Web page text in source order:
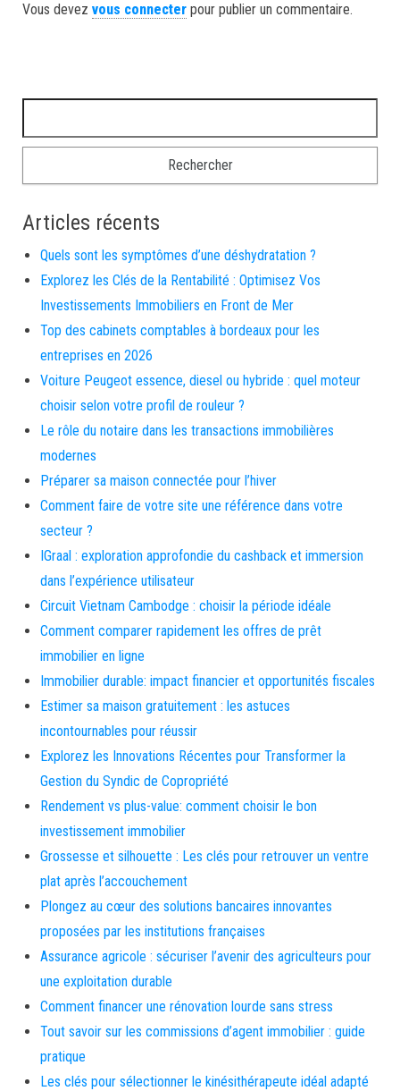
Vous devez vous connecter pour publier un commentaire.
Articles récents
Quels sont les symptômes d’une déshydratation ?
Explorez les Clés de la Rentabilité : Optimisez Vos
Investissements Immobiliers en Front de Mer
Top des cabinets comptables à bordeaux pour les
entreprises en 2026
Voiture Peugeot essence, diesel ou hybride : quel moteur
choisir selon votre profil de rouleur ?
Le rôle du notaire dans les transactions immobilières
modernes
Préparer sa maison connectée pour l’hiver
Comment faire de votre site une référence dans votre
secteur ?
IGraal : exploration approfondie du cashback et immersion
dans l’expérience utilisateur
Circuit Vietnam Cambodge : choisir la période idéale
Comment comparer rapidement les offres de prêt
immobilier en ligne
Immobilier durable: impact financier et opportunités fiscales
Estimer sa maison gratuitement : les astuces
incontournables pour réussir
Explorez les Innovations Récentes pour Transformer la
Gestion du Syndic de Copropriété
Rendement vs plus-value: comment choisir le bon
investissement immobilier
Grossesse et silhouette : Les clés pour retrouver un ventre
plat après l’accouchement
Plongez au cœur des solutions bancaires innovantes
proposées par les institutions françaises
Assurance agricole : sécuriser l’avenir des agriculteurs pour
une exploitation durable
Comment financer une rénovation lourde sans stress
Tout savoir sur les commissions d’agent immobilier : guide
pratique
Les clés pour sélectionner le kinésithérapeute idéal adapté